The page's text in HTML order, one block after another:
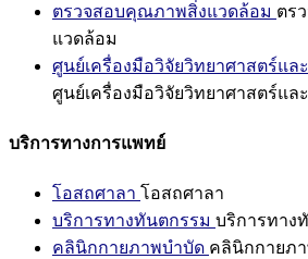
ตรวจสอบคุณภาพสิ่งแวดล้อม ตร
แวดล้อม
ศูนย์เครื่องมือวิจัยวิทยาศาสตร์แล
ศูนย์เครื่องมือวิจัยวิทยาศาสตร์แล
บริการทางการแพทย์
โอสถศาลา โอสถศาลา
บริการทางทันตกรรม บริการทาง
คลินิกกายภาพบำบัด คลินิกกายภ